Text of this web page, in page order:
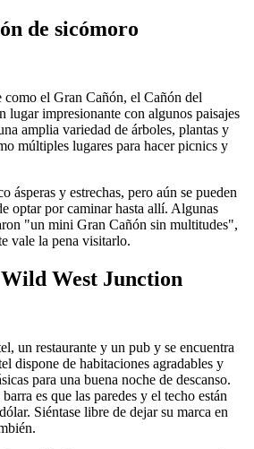
de sicómoro
como el Gran Cañón, el Cañón del
lugar impresionante con algunos paisajes
amplia variedad de árboles, plantas y
múltiples lugares para hacer picnics y
ásperas y estrechas, pero aún se pueden
optar por caminar hasta allí. Algunas
"un mini Gran Cañón sin multitudes",
vale la pena visitarlo.
Wild West Junction
un restaurante y un pub y se encuentra
dispone de habitaciones agradables y
para una buena noche de descanso.
es que las paredes y el techo están
Siéntase libre de dejar su marca en